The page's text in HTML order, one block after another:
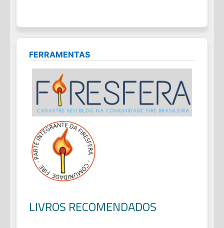
FERRAMENTAS
LIVROS RECOMENDADOS